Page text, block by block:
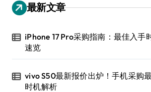
最新文章
iPhone 17 Pro采购指南：最佳入手
速览
vivo S50最新报价出炉！手机采购
时机解析